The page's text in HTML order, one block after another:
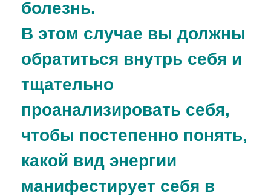
болезнь.
В этом случае вы должны
обратиться внутрь себя и
тщательно
проанализировать себя,
чтобы постепенно понять,
какой вид энергии
манифестирует себя в